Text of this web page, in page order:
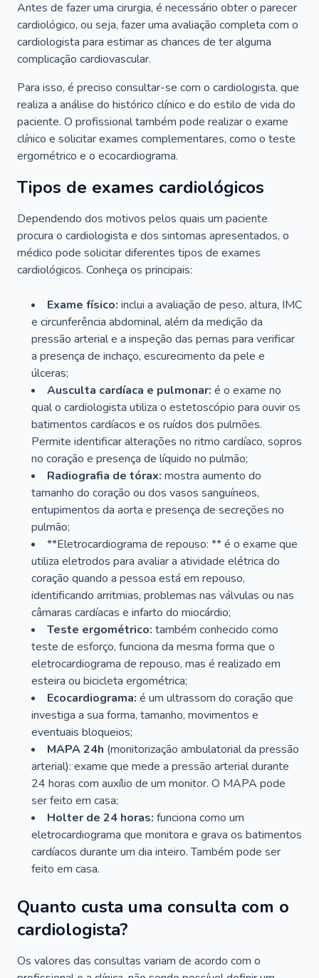
Antes de fazer uma cirurgia, é necessário obter o parecer
cardiológico, ou seja, fazer uma avaliação completa com o
cardiologista para estimar as chances de ter alguma
complicação cardiovascular.
Para isso, é preciso consultar-se com o cardiologista, que
realiza a análise do histórico clínico e do estilo de vida do
paciente. O profissional também pode realizar o exame
clínico e solicitar exames complementares, como o teste
ergométrico e o ecocardiograma.
Tipos de exames cardiológicos
Dependendo dos motivos pelos quais um paciente
procura o cardiologista e dos sintomas apresentados, o
médico pode solicitar diferentes tipos de exames
cardiológicos. Conheça os principais:
Exame físico: inclui a avaliação de peso, altura, IMC
e circunferência abdominal, além da medição da
pressão arterial e a inspeção das pernas para verificar
a presença de inchaço, escurecimento da pele e
úlceras;
Ausculta cardíaca e pulmonar: é o exame no
qual o cardiologista utiliza o estetoscópio para ouvir os
batimentos cardíacos e os ruídos dos pulmões.
Permite identificar alterações no ritmo cardíaco, sopros
no coração e presença de líquido no pulmão;
Radiografia de tórax: mostra aumento do
tamanho do coração ou dos vasos sanguíneos,
entupimentos da aorta e presença de secreções no
pulmão;
**Eletrocardiograma de repouso: ** é o exame que
utiliza eletrodos para avaliar a atividade elétrica do
coração quando a pessoa está em repouso,
identificando arritmias, problemas nas válvulas ou nas
câmaras cardíacas e infarto do miocárdio;
Teste ergométrico: também conhecido como
teste de esforço, funciona da mesma forma que o
eletrocardiograma de repouso, mas é realizado em
esteira ou bicicleta ergométrica;
Ecocardiograma: é um ultrassom do coração que
investiga a sua forma, tamanho, movimentos e
eventuais bloqueios;
MAPA 24h (monitorização ambulatorial da pressão
arterial): exame que mede a pressão arterial durante
24 horas com auxílio de um monitor. O MAPA pode
ser feito em casa;
Holter de 24 horas: funciona como um
eletrocardiograma que monitora e grava os batimentos
cardíacos durante um dia inteiro. Também pode ser
feito em casa.
Quanto custa uma consulta com o
cardiologista?
Os valores das consultas variam de acordo com o